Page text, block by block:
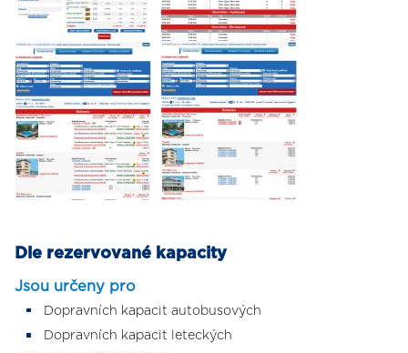
Dle rezervované kapacity
Jsou určeny pro
Dopravních kapacit autobusových
Dopravních kapacit leteckých